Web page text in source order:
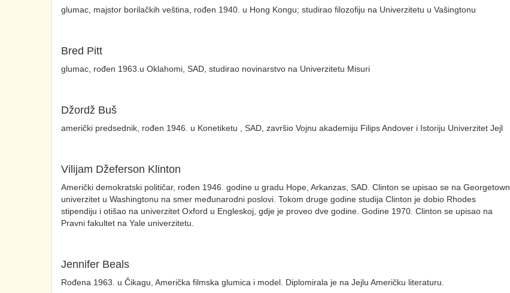
glumac, majstor borilačkih veština, rođen 1940. u Hong Kongu; studirao filozofiju na Univerzitetu u Vašingtonu
Bred Pitt
glumac, rođen 1963.u Oklahomi, SAD, studirao novinarstvo na Univerzitetu Misuri
Džordž Buš
američki predsednik, rođen 1946. u Konetiketu , SAD, završio Vojnu akademiju Filips Andover i Istoriju Univerzitet Jejl
Vilijam Džeferson Klinton
Američki demokratski političar, rođen 1946. godine u gradu Hope, Arkanzas, SAD. Clinton se upisao se na Georgetown
univerzitet u Washingtonu na smer međunarodni poslovi. Tokom druge godine studija Clinton je dobio Rhodes
stipendiju i otišao na univerzitet Oxford u Engleskoj, gdje je proveo dve godine. Godine 1970. Clinton se upisao na
Pravni fakultet na Yale univerzitetu.
Jennifer Beals
Rođena 1963. u Čikagu, Američka filmska glumica i model. Diplomirala je na Jejlu Američku literaturu.